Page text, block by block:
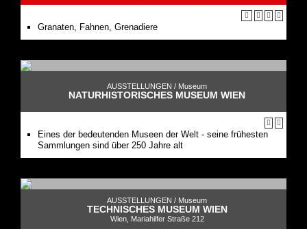
Granaten, Fahnen, Grenadiere
AUSSTELLUNGEN / Museum
NATURHISTORISCHES MUSEUM WIEN
Eines der bedeutenden Museen der Welt - seine frühesten
Sammlungen sind über 250 Jahre alt
AUSSTELLUNGEN / Museum
TECHNISCHES MUSEUM WIEN
Wien, Mariahilfer Straße 212